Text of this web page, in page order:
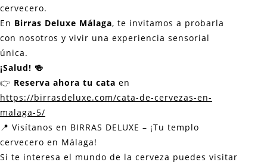
cervecero.
En Birras Deluxe Málaga, te invitamos a probarla
con nosotros y vivir una experiencia sensorial
única.
¡Salud! 🍻
👉 Reserva ahora tu cata en
https://birrasdeluxe.com/cata-de-cervezas-en-
malaga-5/
📍 Visítanos en BIRRAS DELUXE – ¡Tu templo
cervecero en Málaga!
Si te interesa el mundo de la cerveza puedes visitar